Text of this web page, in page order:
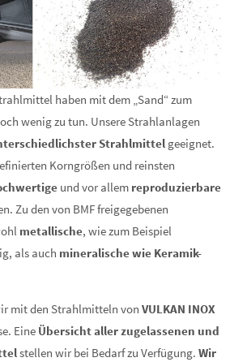
haben mit dem „Sand“ zum
wenig zu tun. Unsere Strahlanlagen
Strahlmittel geeignet.
Korngrößen und reinsten
und vor allem reproduzierbare
Zu den von BMF freigegebenen
metallische, wie zum Beispiel
als auch mineralische wie Keramik-
mit den Strahlmitteln von VULKAN INOX
Eine Übersichtaller zugelassenen und
stellen wir bei Bedarf zu Verfügung. Wir